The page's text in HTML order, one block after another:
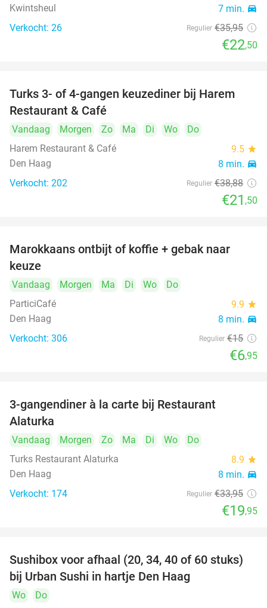
Kwintsheul 7 min. directions_car
Verkocht: 26 Regulier €35,95
€22,50
45%
Turks 3- of 4-gangen keuzediner bij Harem
Restaurant & Café
Vandaag Morgen Zo Ma Di Wo
Do
Harem Restaurant & Café
9.5 star
Den Haag 8 min. directions_car
Verkocht: 202 Regulier €38,88
€21 ,50
Marokkaans ontbijt of koffie + gebak naar
keuze
Vandaag Morgen Ma Di Wo
Do
ParticiCafé
9.9 star
Den Haag 8 min. directions_car
Verkocht: 306 Regulier €15
€6,95
3-gangendiner à la carte bij Restaurant
Alaturka
Vandaag Morgen Zo Ma Di Wo
Do
Turks Restaurant Alaturka
8.9 star
Den Haag 8 min. directions_car
Verkocht: 174 Regulier €33,95
€19,95
49%
Sushibox voor afhaal (20, 34, 40 of 60 stuks)
bij Urban Sushi in hartje Den Haag
Wo
Do